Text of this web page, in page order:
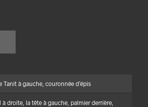
Tanit à gauche, couronnée d’épis
à droite, la tête à gauche, palmier derrière,